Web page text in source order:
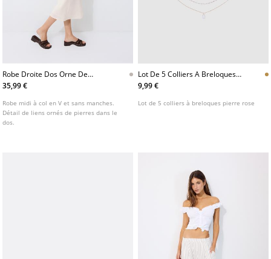
Robe Droite Dos Orne De
Pierres
35,99 €
Robe midi à col en V et sans manches.
Détail de liens ornés de pierres dans le
dos.
Lot De 5 Colliers A Breloques
Pierre Rose
9,99 €
Lot de 5 colliers à breloques pierre rose